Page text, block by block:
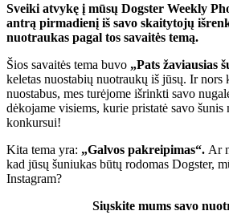
Sveiki atvykę į mūsų Dogster Weekly
antrą pirmadienį iš savo skaitytojų
nuotraukas pagal tos savaitės temą.
Šios savaitės tema buvo „Pats žaviausias
keletas nuostabių nuotraukų iš jūsų. Ir nors
nuostabus, mes turėjome išrinkti savo
dėkojame visiems, kurie pristatė savo šunis
konkursui!
Kita tema yra: „Galvos pakreipimas“. Ar
kad jūsų šuniukas būtų rodomas Dogster,
Instagram?
Siųskite mums savo